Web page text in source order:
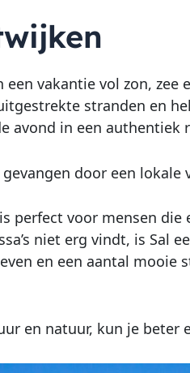
vakantie vol zon,
stranden en
avond in een authentiek
door een
is perfect voor mensen
niet erg vindt, is Sal
en een aantal mooie
en natuur, kun je beter